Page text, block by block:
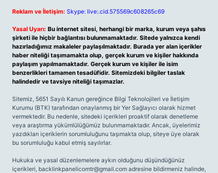
Reklam ve İletişim: Skype: live:.cid.575569c608265c69
Yasal Uyarı: Bu internet sitesi, herhangi bir marka, kurum veya şahıs
şirketi ile hiçbir bağlantısı bulunmamaktadır. Sitede yalnızca kendi
hazırladığımız makaleler paylaşılmaktadır. Burada yer alan içerikler
haber niteliği taşımamakta olup, gerçek kurum ve kişiler hakkında
paylaşım yapılmamaktadır. Gerçek kurum ve kişiler ile isim
benzerlikleri tamamen tesadüfidir. Sitemizdeki bilgiler taslak
halindedir ve tavsiye niteliği taşımazlar.
Sitemiz, 5651 Sayılı Kanun gereğince Bilgi Teknolojileri ve İletişim
Kurumu (BTK) tarafından onaylanmış bir Yer Sağlayıcı olarak hizmet
vermektedir. Bu nedenle, sitedeki içerikleri proaktif olarak denetleme
veya araştırma yükümlülüğümüz bulunmamaktadır. Ancak, üyelerimiz
yazdıkları içeriklerin sorumluluğunu taşımakta olup, siteye üye olarak
bu sorumluluğu kabul etmiş sayılırlar.
Hukuka ve yasal düzenlemelere aykırı olduğunu düşündüğünüz
içerikleri, backlinkpanelicomtr@gmail.com adresine bildirmeniz halinde,